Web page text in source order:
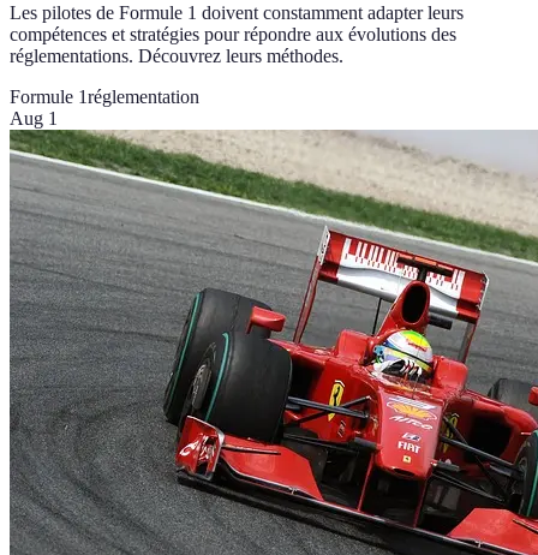
Les pilotes de Formule 1 doivent constamment adapter leurs
compétences et stratégies pour répondre aux évolutions des
réglementations. Découvrez leurs méthodes.
Formule 1réglementation
Aug 1